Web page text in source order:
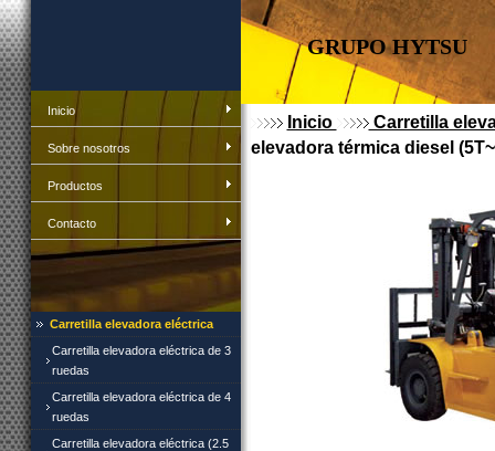
Inicio
Sobre nosotros
Productos
Contacto
Carretilla elevadora eléctrica
Carretilla elevadora eléctrica de 3
ruedas
Carretilla elevadora eléctrica de 4
ruedas
Carretilla elevadora eléctrica (2.5
GRUPO HYTSU
Inicio
Carretilla
elevadora térmica diesel